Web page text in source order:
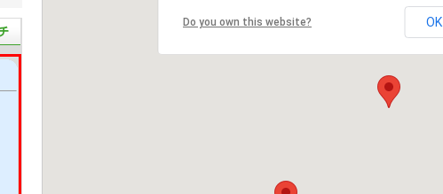
Do you own this website? OK